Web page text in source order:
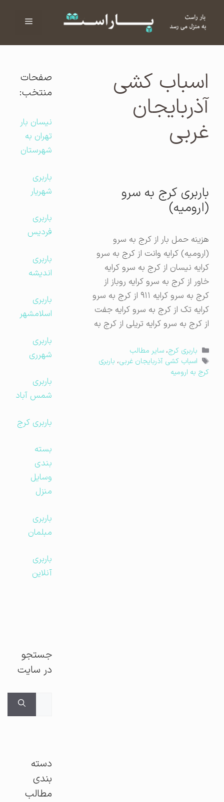
فهرست
اسباب کشی
آذربایجان
غربی
باربری کرج به سرو
(ارومیه)
هزینه حمل بار از کرج به سرو
(ارومیه) کرایه وانت از کرج به سرو
کرایه نیسان از کرج به سرو کرایه
خاور از کرج به سرو کرایه روباز از
کرج به سرو کرایه ۹۱۱ از کرج به سرو
کرایه تک از کرج به سرو کرایه جفت
از کرج به سرو کرایه تریلی از کرج به
دسته‌ها
باربری کرج،سایر مطالب
برچسب‌ها
اسباب کشی آذربایجان غربی ،باربری
کرج به ارومیه
صفحات
منتخب:
نیسان بار
تهران به
شهرستان
باربری
شهریار
باربری
فردیس
باربری
اندیشه
باربری
اسلامشهر
باربری
شهرری
باربری
شمس آباد
باربری کرج
بسته
بندی
وسایل
منزل
باربری
مبلمان
باربری
آنلاین
جستجو
در سایت
دسته
بندی
مطالب